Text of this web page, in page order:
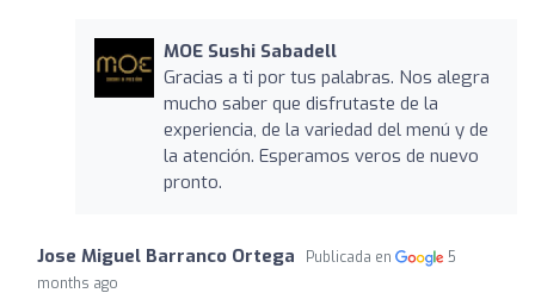
MOE Sushi Sabadell
Gracias a ti por tus palabras. Nos alegra
mucho saber que disfrutaste de la
experiencia, de la variedad del menú y de
la atención. Esperamos veros de nuevo
pronto.
Jose Miguel Barranco Ortega Publicada en
5
months ago